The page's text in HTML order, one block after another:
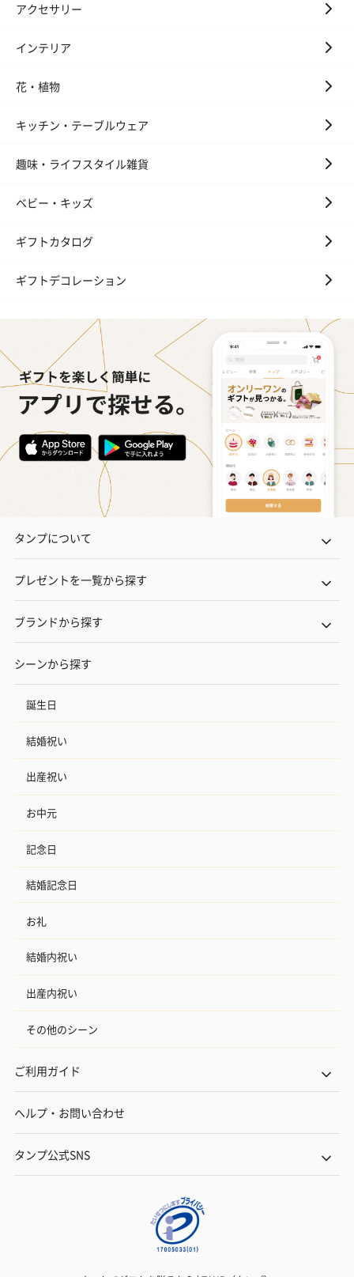
アクセサリー
インテリア
花・植物
キッチン・テーブルウェア
趣味・ライフスタイル雑貨
ベビー・キッズ
ギフトカタログ
ギフトデコレーション
タンプについて
プレゼントを一覧から探す
ブランドから探す
シーンから探す
誕生日
結婚祝い
出産祝い
お中元
記念日
結婚記念日
お礼
結婚内祝い
出産内祝い
その他のシーン
ご利用ガイド
ヘルプ・お問い合わせ
タンプ公式SNS